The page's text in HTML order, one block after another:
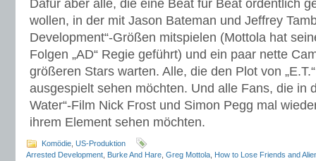
Dafür aber alle, die eine Beat für Beat ordentlich
wollen, in der mit Jason Bateman und Jeffrey
Development“-Größen mitspielen (Mottola hat
Folgen „AD“ Regie geführt) und ein paar nette
größeren Stars warten. Alle, die den Plot von
ausgespielt sehen möchten. Und alle Fans, die in
Water“-Film Nick Frost und Simon Pegg mal
ihrem Element sehen möchten.
Komödie US-Produktion
Arrested Development Burke And Hare Greg Mottola How to Lose Friends and